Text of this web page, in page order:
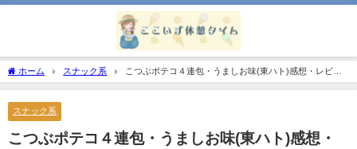
ホーム スナック系
こつぶポテコ４連包・うましお味(東ハト)感想・レビュ
ー
スナック系
こつぶポテコ４連包・うましお味(東ハト)感想・